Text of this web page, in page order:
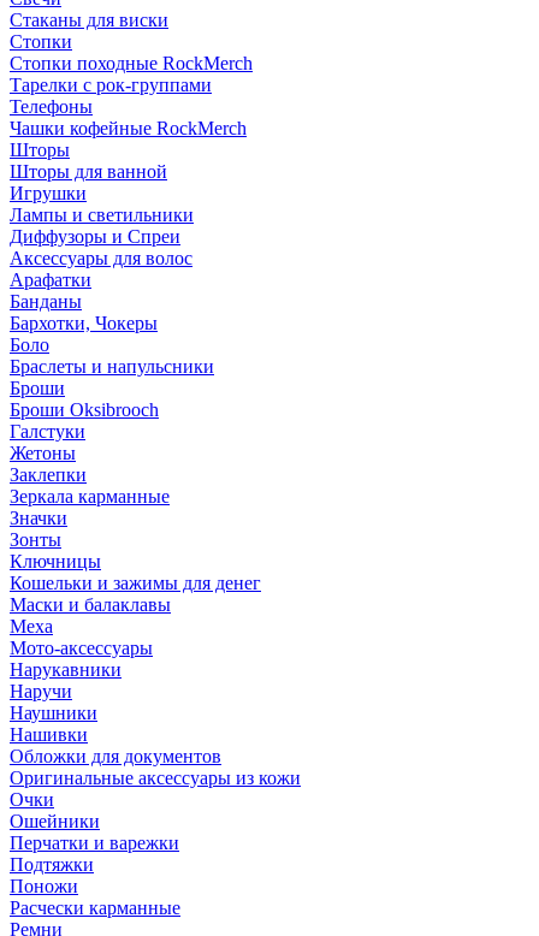
Стаканы для виски
Стопки
Стопки походные RockMerch
Тарелки с рок-группами
Телефоны
Чашки кофейные RockMerch
Шторы
Шторы для ванной
Игрушки
Лампы и светильники
Диффузоры и Спреи
Аксессуары для волос
Арафатки
Банданы
Бархотки, Чокеры
Боло
Браслеты и напульсники
Броши
Броши Oksibrooch
Галстуки
Жетоны
Заклепки
Зеркала карманные
Значки
Зонты
Ключницы
Кошельки и зажимы для денег
Маски и балаклавы
Меха
Мото-аксессуары
Нарукавники
Наручи
Наушники
Нашивки
Обложки для документов
Оригинальные аксессуары из кожи
Очки
Ошейники
Перчатки и варежки
Подтяжки
Поножи
Расчески карманные
Ремни